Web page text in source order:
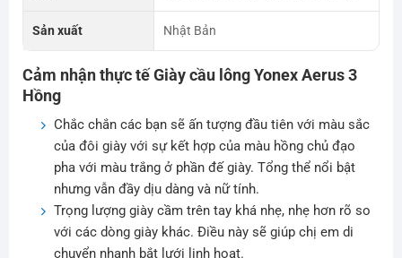
Sản xuất Nhật Bản
Cảm nhận thực tế Giày cầu lông Yonex Aerus 3
Hồng
Chắc chắn các bạn sẽ ấn tượng đầu tiên với màu sắc
của đôi giày với sự kết hợp của màu hồng chủ đạo
pha với màu trắng ở phần đế giày. Tổng thể nổi bật
nhưng vẫn đầy dịu dàng và nữ tính.
Trọng lượng giày cầm trên tay khá nhẹ, nhẹ hơn rõ so
với các dòng giày khác. Điều này sẽ giúp chị em di
chuyển nhanh bắt lưới linh hoạt.